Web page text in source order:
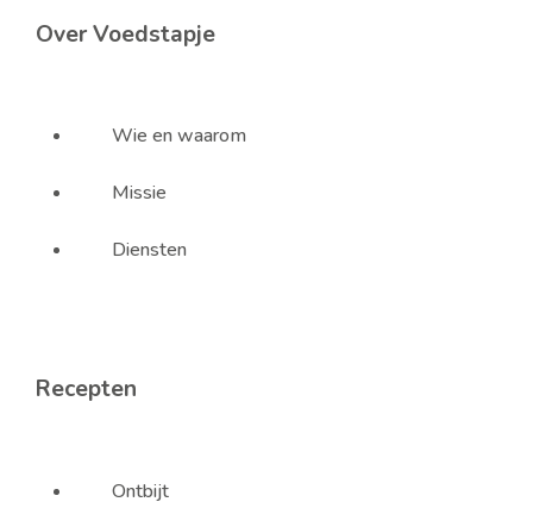
Over Voedstapje
Wie en waarom
Missie
Diensten
Recepten
Ontbijt